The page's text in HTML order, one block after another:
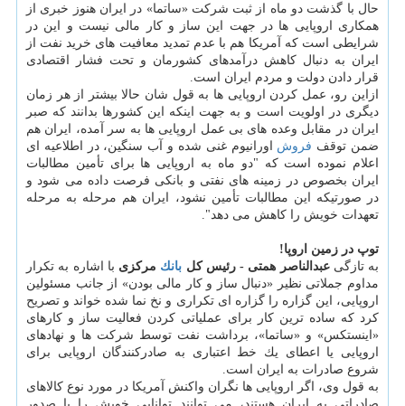
حال با گذشت دو ماه از ثبت شركت «ساتما» در ایران هنوز خبری از
همكاری اروپایی ها در جهت این ساز و كار مالی نیست و این در
شرایطی است كه آمریكا هم با عدم تمدید معافیت های خرید نفت از
ایران به دنبال كاهش درآمدهای كشورمان و تحت فشار اقتصادی
قرار دادن دولت و مردم ایران است.
ازاین رو، عمل كردن اروپایی ها به قول شان حالا بیشتر از هر زمان
دیگری در اولویت است و به جهت اینكه این كشورها بدانند كه صبر
ایران در مقابل وعده های بی عمل اروپایی ها به سر آمده، ایران هم
ضمن توقف فروش اورانیوم غنی شده و آب سنگین، در اطلاعیه ای
اعلام نموده است كه "دو ماه به اروپایی ها برای تأمین مطالبات
ایران بخصوص در زمینه های نفتی و بانكی فرصت داده می شود و
در صورتیكه این مطالبات تأمین نشود، ایران هم مرحله به مرحله
تعهدات خویش را كاهش می دهد".
توپ در زمین اروپا!
به تازگی عبدالناصر همتی - رئیس كل بانك مركزی با اشاره به تكرار
مداوم جملاتی نظیر «دنبال ساز و كار مالی بودن» از جانب مسئولین
اروپایی، این گزاره را گزاره ای تكراری و نخ نما شده خواند و تصریح
كرد كه ساده ترین كار برای عملیاتی كردن فعالیت ساز و كارهای
«اینستكس» و «ساتما»، برداشت نفت توسط شركت ها و نهادهای
اروپایی یا اعطای یك خط اعتباری به صادركنندگان اروپایی برای
شروع صادرات به ایران است.
به قول وی، اگر اروپایی ها نگران واكنش آمریكا در مورد نوع كالاهای